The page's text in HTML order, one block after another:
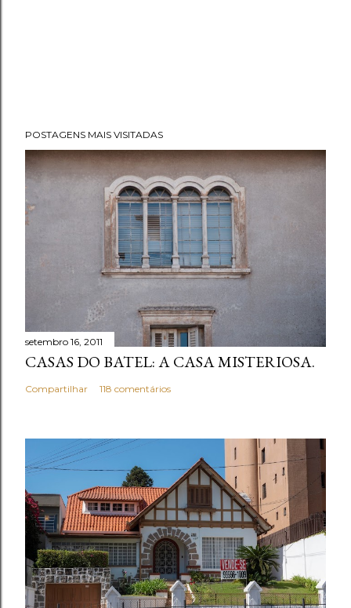
POSTAGENS MAIS VISITADAS
setembro 16, 2011
CASAS DO BATEL: A CASA MISTERIOSA.
Compartilhar 118 comentários